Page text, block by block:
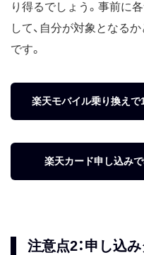
り得るでしょう。事前に
して、自分が対象となる
です。
楽天モバイル乗り換え
楽天カード申し込み
注意点2：申し込